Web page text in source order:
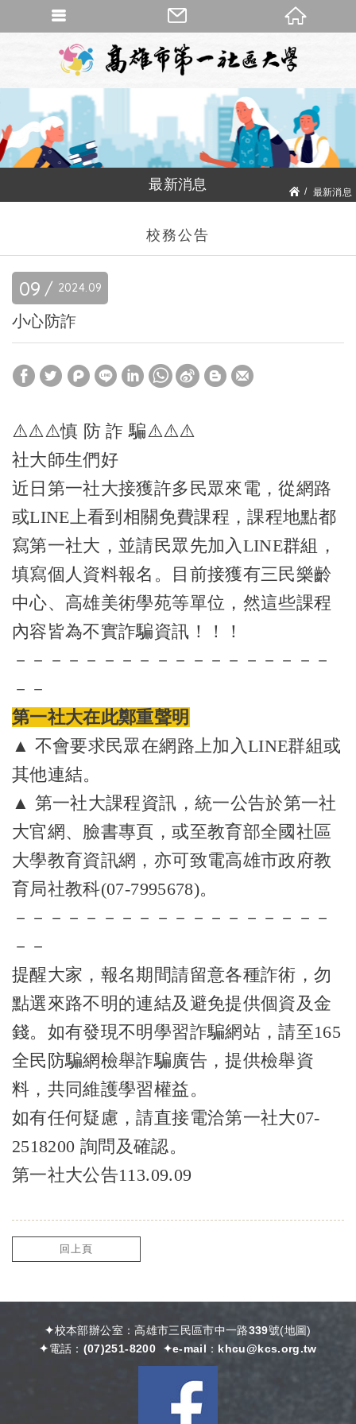
最新消息
最新消息
校務公告
09 09
2024
小心防詐
⚠️⚠️⚠️慎 防 詐 騙⚠️⚠️⚠️
社大師生們好
近日第一社大接獲許多民眾來電，從網路
或LINE上看到相關免費課程，課程地點都
寫第一社大，並請民眾先加入LINE群組，
填寫個人資料報名。目前接獲有三民樂齡
中心、高雄美術學苑等單位，然這些課程
內容皆為不實詐騙資訊！！！
－－－－－－－－－－－－－－－－－－
－－
第一社大在此鄭重聲明
▲ 不會要求民眾在網路上加入LINE群組或
其他連結。
▲ 第一社大課程資訊，統一公告於第一社
大官網、 臉書專頁，或至教育部全國社區
大學教育資訊網，亦可致電高雄市政府教
育局社教科(07-7995678)。
－－－－－－－－－－－－－－－－－－
－－
提醒大家，報名期間請留意各種詐術，勿
點選來路不明的連結及避免提供個資及金
錢。如有發現不明學習詐騙網站，請至165
全民防騙網檢舉詐騙廣告，提供檢舉資
料，共同維護學習權益。
如有任何疑慮，請直接電洽第一社大07-
2518200 詢問及確認。
第一社大公告113.09.09
回上頁
✦校本部辦公室：高雄市三民區市中一路339號(地圖)
✦電話： (07)251-8200✦e-mail： khcu@kcs.org.tw